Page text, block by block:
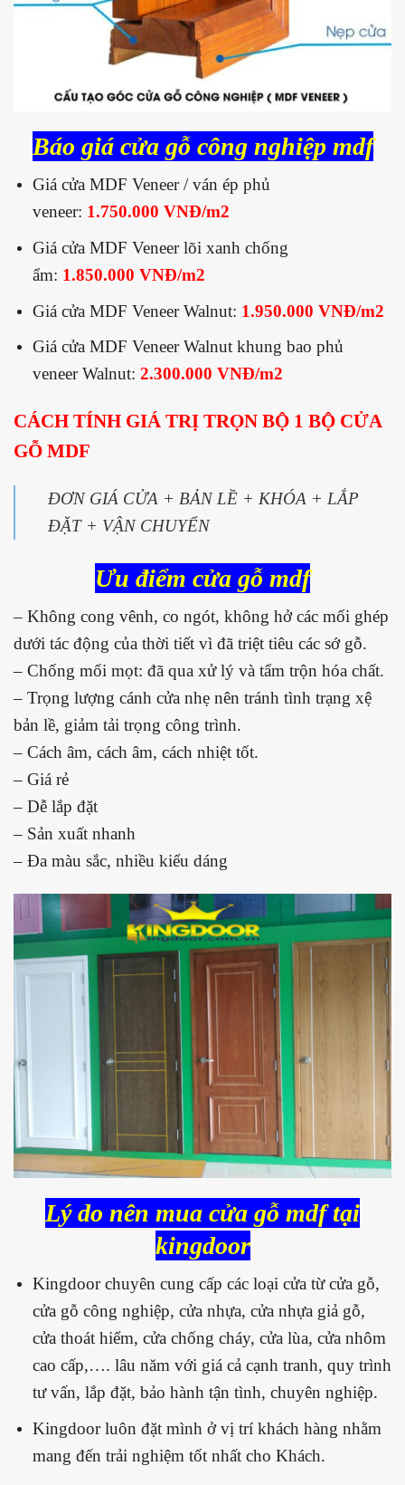
Báo giá cửa gỗ công nghiệp mdf
Giá cửa MDF Veneer / ván ép phủ
veneer: 1.750.000 VNĐ/m2
Giá cửa MDF Veneer lõi xanh chống
ẩm: 1.850.000 VNĐ/m2
Giá cửa MDF Veneer Walnut: 1.950.000 VNĐ/m2
Giá cửa MDF Veneer Walnut khung bao phủ
veneer Walnut: 2.300.000 VNĐ/m2
CÁCH TÍNH GIÁ TRỊ TRỌN BỘ 1 BỘ CỬA
GỖ MDF
ĐƠN GIÁ CỬA + BẢN LỀ + KHÓA + LẮP
ĐẶT + VẬN CHUYỂN
Ưu điểm cửa gỗ mdf
– Không cong vênh, co ngót, không hở các mối ghép
dưới tác động của thời tiết vì đã triệt tiêu các sớ gỗ.
– Chống mối mọt: đã qua xử lý và tẩm trộn hóa chất.
– Trọng lượng cánh cửa nhẹ nên tránh tình trạng xệ
bản lề, giảm tải trọng công trình.
– Cách âm, cách âm, cách nhiệt tốt.
– Giá rẻ
– Dễ lắp đặt
– Sản xuất nhanh
– Đa màu sắc, nhiều kiểu dáng
Lý do nên mua cửa gỗ mdf tại
kingdoor
Kingdoor chuyên cung cấp các loại cửa từ cửa gỗ,
cửa gỗ công nghiệp, cửa nhựa, cửa nhựa giả gỗ,
cửa thoát hiểm, cửa chống cháy, cửa lùa, cửa nhôm
cao cấp,…. lâu năm với giá cả cạnh tranh, quy trình
tư vấn, lắp đặt, bảo hành tận tình, chuyên nghiệp.
Kingdoor luôn đặt mình ở vị trí khách hàng nhằm
mang đến trải nghiệm tốt nhất cho Khách.